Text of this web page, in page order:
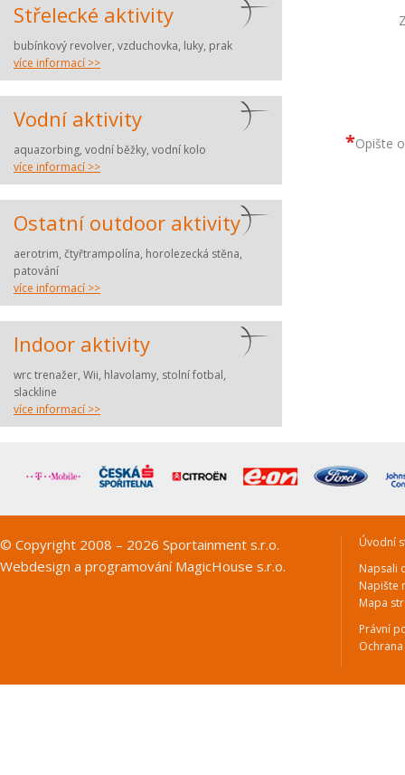
Střelecké aktivity
bubínkový revolver, vzduchovka, luky, prak
více informací >>
Vodní aktivity
aquazorbing, vodní běžky, vodní kolo
více informací >>
Ostatní outdoor aktivity
aerotrim, čtyřtrampolína, horolezecká stěna,
patování
více informací >>
Indoor aktivity
wrc trenažer, Wii, hlavolamy, stolní fotbal,
slackline
více informací >>
*Opište
© Copyright 2008 – 2026 Sportainment s.r.o.
Webdesign a programování MagicHouse s.r.o.
Úvodní
Napsali
Napište
Mapa
Právní